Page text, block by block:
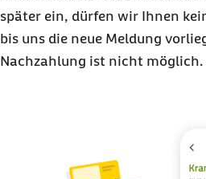
später ein, dürfen wir Ihnen
bis uns die neue Meldung
Nachzahlung ist nicht möglich.